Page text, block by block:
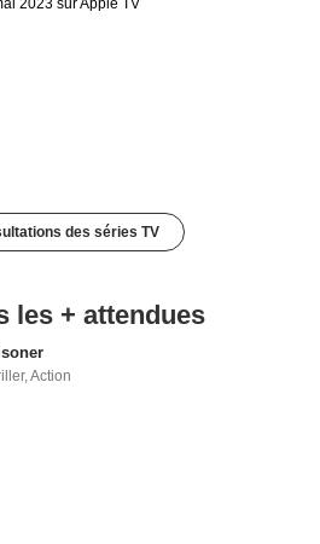
2023 sur Apple TV
des séries TV
les + attendues
,Action